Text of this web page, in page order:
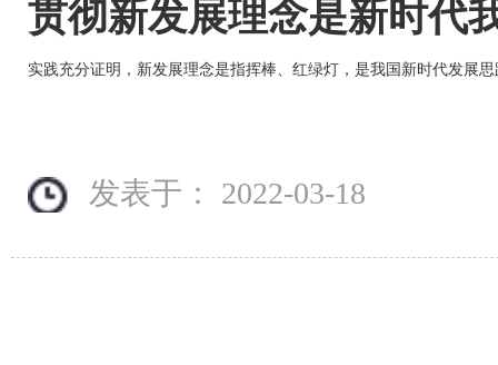
实践充分证明，新发展理念是指挥棒、红绿灯，是我国新时代发展
发表于： 2022-03-18